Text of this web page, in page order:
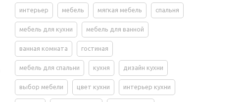
интерьер мебель мягкая мебель спальня
мебель для кухни мебель для ванной
ванная комната гостиная
мебель для спальни кухня дизайн кухни
выбор мебели цвет кухни интерьер кухни